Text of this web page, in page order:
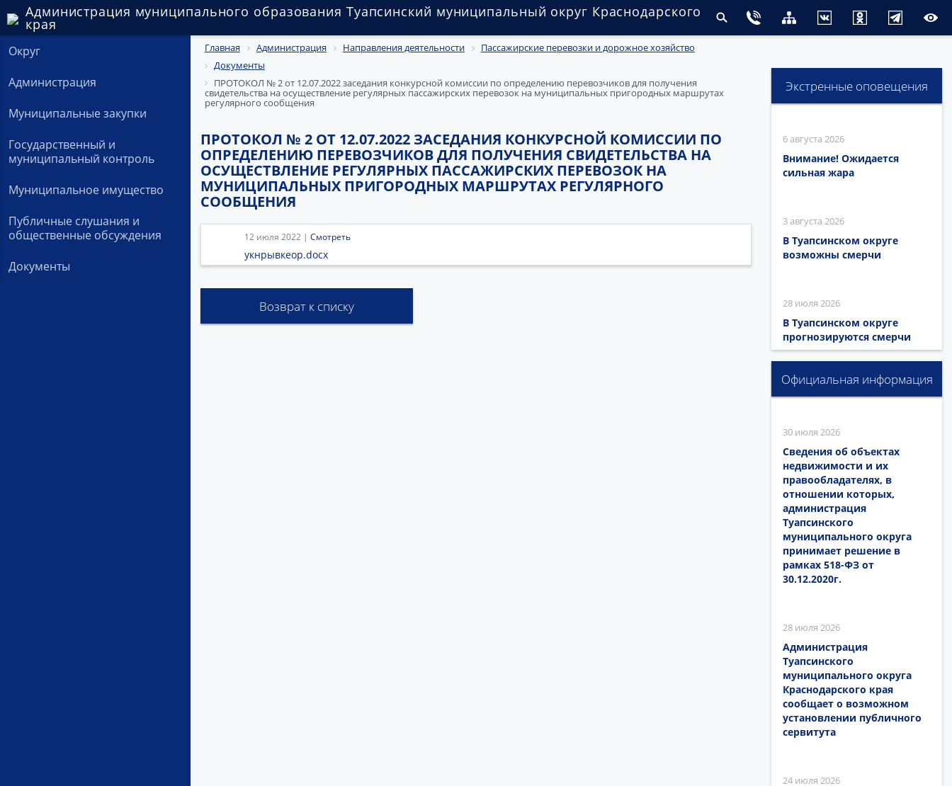
Администрация муниципального образования Туапсинский муниципальный округ Краснодарского
края
Округ
Администрация
Муниципальные закупки
Государственный и
муниципальный контроль
Муниципальное имущество
Публичные слушания и
общественные обсуждения
Документы
Главная Администрация Направления деятельности
Пассажирские перевозки и дорожное хозяйство
Документы
ПРОТОКОЛ № 2 от 12.07.2022 заседания конкурсной комиссии по определению перевозчиков для получения
свидетельства на осуществление регулярных пассажирских перевозок на муниципальных пригородных маршрутах
регулярного сообщения
ПРОТОКОЛ № 2 ОТ 12.07.2022 ЗАСЕДАНИЯ КОНКУРСНОЙ КОМИССИИ ПО
ОПРЕДЕЛЕНИЮ ПЕРЕВОЗЧИКОВ ДЛЯ ПОЛУЧЕНИЯ СВИДЕТЕЛЬСТВА НА
ОСУЩЕСТВЛЕНИЕ РЕГУЛЯРНЫХ ПАССАЖИРСКИХ ПЕРЕВОЗОК НА
МУНИЦИПАЛЬНЫХ ПРИГОРОДНЫХ МАРШРУТАХ РЕГУЛЯРНОГО
СООБЩЕНИЯ
12 июля 2022 | Смотреть
укнрывкеор.docx
Возврат к списку
Экстренные оповещения
6 августа 2026
Внимание! Ожидается
сильная жара
3 августа 2026
В Туапсинском округе
возможны смерчи
28 июля 2026
В Туапсинском округе
прогнозируются смерчи
Официальная информация
30 июля 2026
Сведения об объектах
недвижимости и их
правообладателях, в
отношении которых,
администрация
Туапсинского
муниципального округа
принимает решение в
рамках 518-ФЗ от
30.12.2020г.
28 июля 2026
Администрация
Туапсинского
муниципального округа
Краснодарского края
сообщает о возможном
установлении публичного
сервитута
24 июля 2026